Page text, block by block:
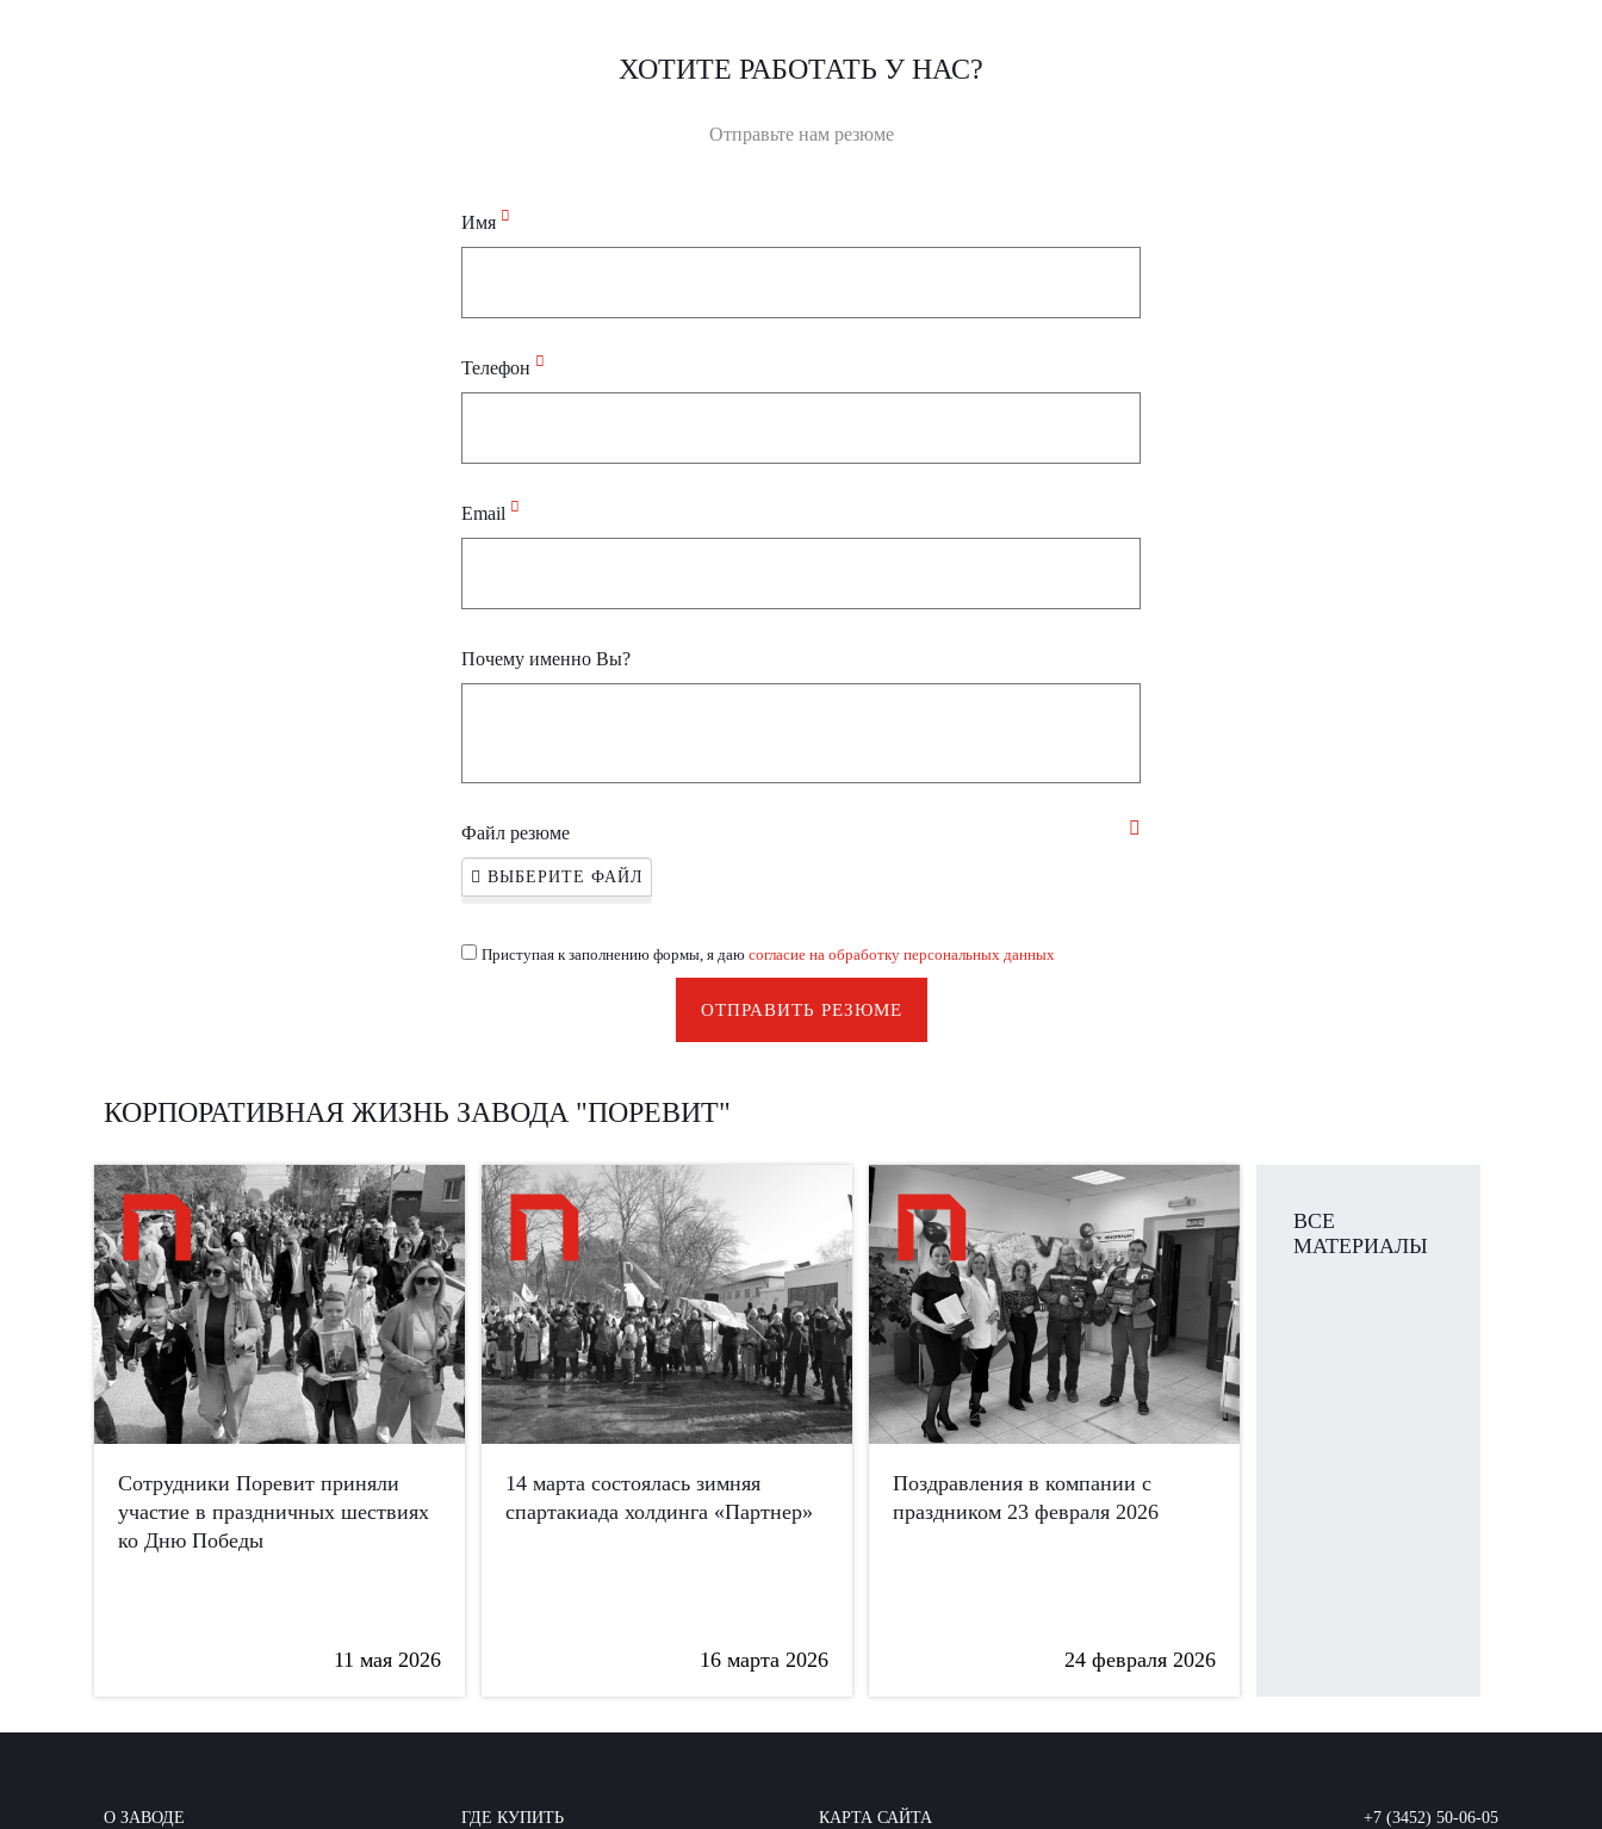
ХОТИТЕ РАБОТАТЬ У НАС?
Отправьте нам резюме
Имя
Телефон
Email
Почему именно Вы?
Файл резюме
ВЫБЕРИТЕ ФАЙЛ
Приступая к заполнению формы, я даю согласие на обработку персональных данных
ОТПРАВИТЬ РЕЗЮМЕ
КОРПОРАТИВНАЯ ЖИЗНЬ ЗАВОДА "ПОРЕВИТ"
Сотрудники Поревит приняли
участие в праздничных шествиях
ко Дню Победы
11 мая 2026
14 марта состоялась зимняя
спартакиада холдинга «Партнер»
16 марта 2026
Поздравления в компании с
праздником 23 февраля 2026
24 февраля 2026
ВСЕ
МАТЕРИАЛЫ
О ЗАВОДЕ ГДЕ КУПИТЬ КАРТА САЙТА +7 (3452) 50-06-05